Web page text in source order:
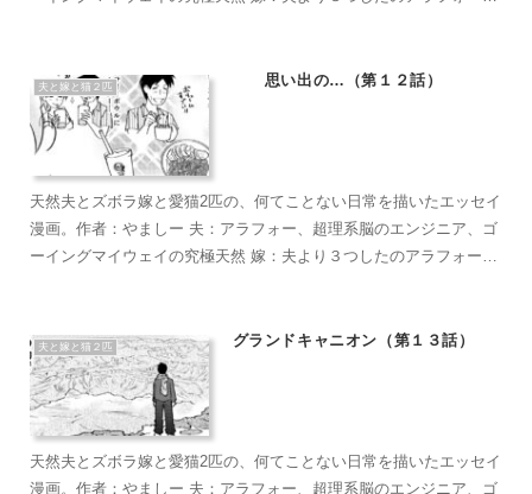
えん坊のもふもふ こぶ茶：抱っこが大好きラグドール。遊びへの欲
求がすごい。やりたい放題のバ…やんちゃ坊主
夫と嫁と猫２匹 思い出の…（第１２話）
天然夫とズボラ嫁と愛猫2匹の、何てことない日常を描いたエッセイ
漫画。作者：やましー 夫：アラフォー、超理系脳のエンジニア、ゴ
ーイングマイウェイの究極天然 嫁：夫より３つしたのアラフォー、
えん坊のもふもふ こぶ茶：抱っこが大好きラグドール。遊びへの欲
求がすごい。やりたい放題のバ…やんちゃ坊主
夫と嫁と猫２匹 グランドキャニオン（第１３話）
天然夫とズボラ嫁と愛猫2匹の、何てことない日常を描いたエッセイ
漫画。作者：やましー 夫：アラフォー、超理系脳のエンジニア、ゴ